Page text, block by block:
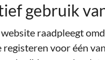
gebruik
raadpleegt
registeren voor één